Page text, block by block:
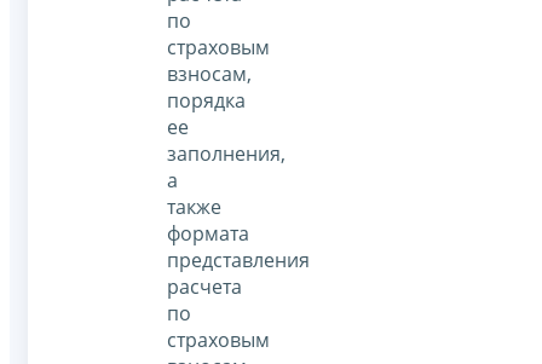
по
страховым
взносам,
порядка
ее
заполнения,
а
также
формата
представления
расчета
по
страховым